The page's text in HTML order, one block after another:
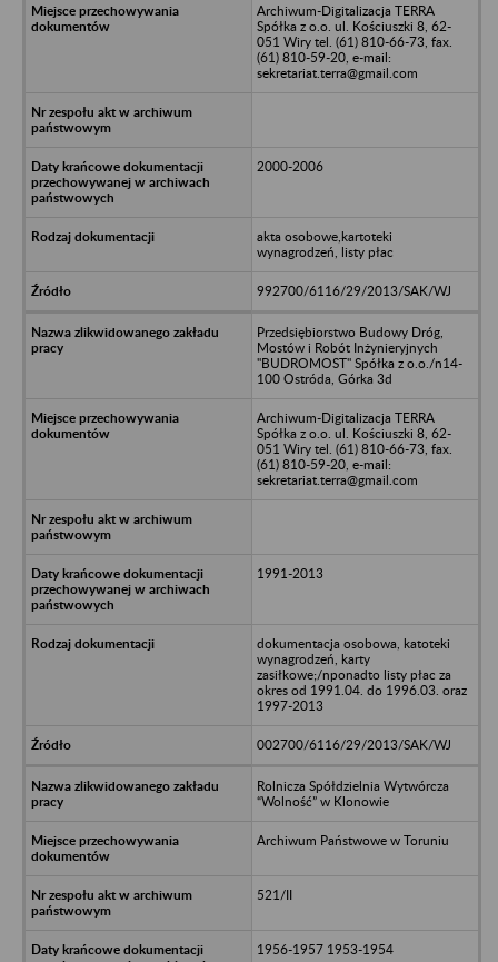
Archiwum-Digitalizacja TERRA
Spółka z o.o. ul. Kościuszki 8, 62-
051 Wiry tel. (61) 810-66-73, fax.
(61) 810-59-20, e-mail:
sekretariat.terra@gmail.com
2000-2006
akta osobowe,kartoteki
wynagrodzeń, listy płac
992700/6116/29/2013/SAK/WJ
Przedsiębiorstwo Budowy Dróg,
Mostów i Robót Inżynieryjnych
"BUDROMOST" Spółka z o.o./n14-
100 Ostróda, Górka 3d
Archiwum-Digitalizacja TERRA
Spółka z o.o. ul. Kościuszki 8, 62-
051 Wiry tel. (61) 810-66-73, fax.
(61) 810-59-20, e-mail:
sekretariat.terra@gmail.com
1991-2013
dokumentacja osobowa, katoteki
wynagrodzeń, karty
zasiłkowe;/nponadto listy płac za
okres od 1991.04. do 1996.03. oraz
1997-2013
002700/6116/29/2013/SAK/WJ
Rolnicza Spółdzielnia Wytwórcza
“Wolność” w Klonowie
Archiwum Państwowe w Toruniu
521/II
1956-1957 1953-1954